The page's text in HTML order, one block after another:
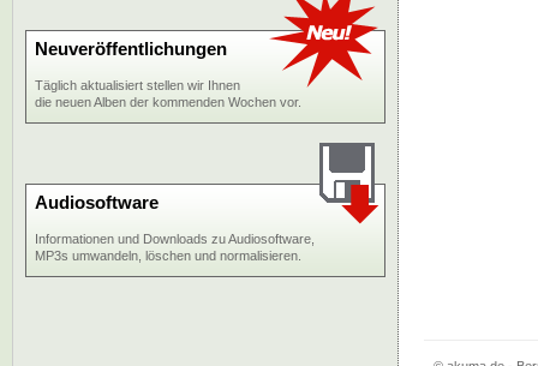
Neuveröffentlichungen
Täglich aktualisiert stellen wir Ihnen
die neuen Alben der kommenden Wochen vor.
Audiosoftware
Informationen und Downloads zu Audiosoftware,
MP3s umwandeln, löschen und normalisieren.